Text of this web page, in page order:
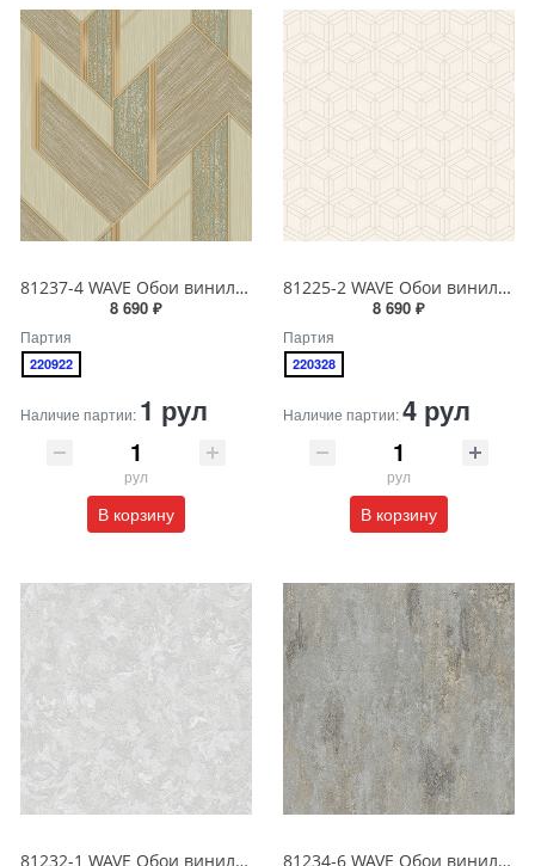
8 690 ₽
Партия
220922
Наличие партии: 1 рул
рул
В корзину
8 690 ₽
Партия
220328
Наличие партии:4 рул
рул
В корзину